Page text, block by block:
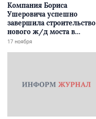
Компания Бориса
Ушеровича успешно
завершила строительство
нового ж/д моста в
Забайкалье
17 ноября